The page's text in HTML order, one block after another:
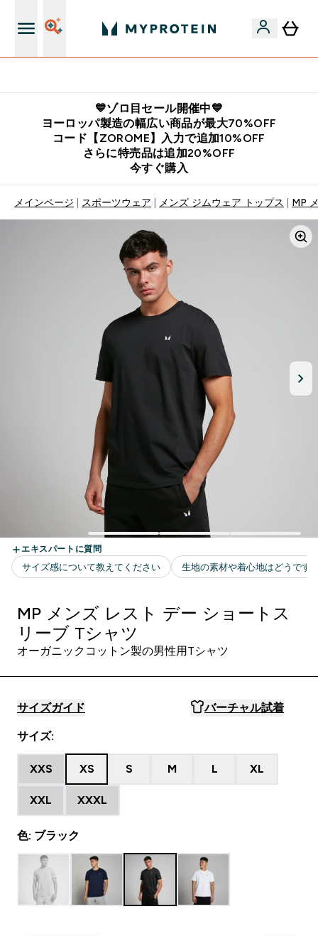
💙ゾロ目セール開催中💙
ヨーロッパ製造の幅広い商品が最大70%OFF
コード【ZOROME】入力で追加10%OFF
さらに特売品は追加20%OFF
今すぐ購入
メインページ スポーツウェア メンズ ジムウェア トップス MP
MP メンズ レスト デー ショートス
リーブ Tシャツ
オーガニックコットン製の男性用Tシャツ
サイズガイド バーチャル試着
サイズ:
XXS XS S M L XL
XXL XXXL
色: ブラック